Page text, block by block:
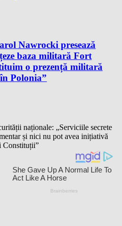
Nawrocki presează
baza militară Fort
o prezență militară
Polonia”
naționale: „Serviciile secrete
și nici nu pot avea inițiativă
Constituții”